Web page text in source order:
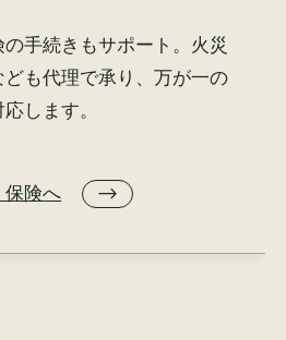
手続きもサポート。火災
も代理で承り、万が一の
します。
保険へ